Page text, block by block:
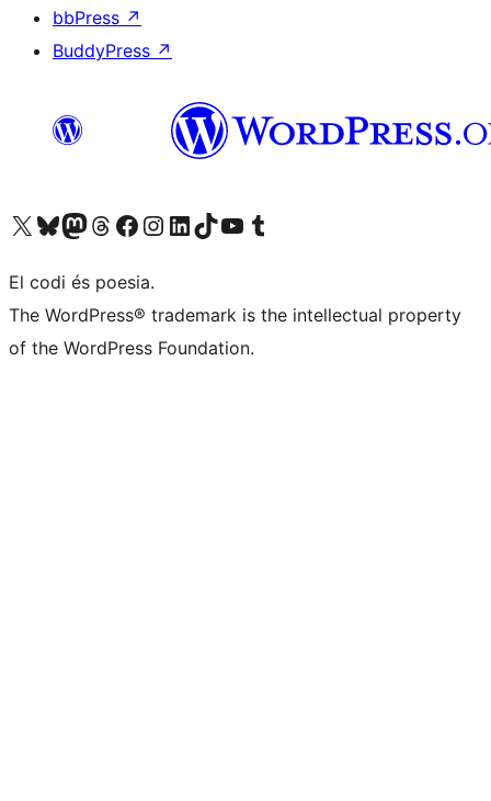
bbPress ↗
BuddyPress ↗
Visiteu el nostre compte X (abans Twitter)
Visiteu el nostre compte de Bluesky
Visiteu el nostre compte al Mastodon
Visiteu el nostre compte de Threads
Visiteu la nostra pàgina al Facebook
Visiteu el nostre compte d'Instagram
Visiteu el nostre compte de LinkedIn
Visiteu el nostre compte de TikTok
Visiteu el nostre canal al YouTube
Visiteu el nostre compte de Tumblr
El codi és poesia.
The WordPress® trademark is the intellectual property
of the WordPress Foundation.